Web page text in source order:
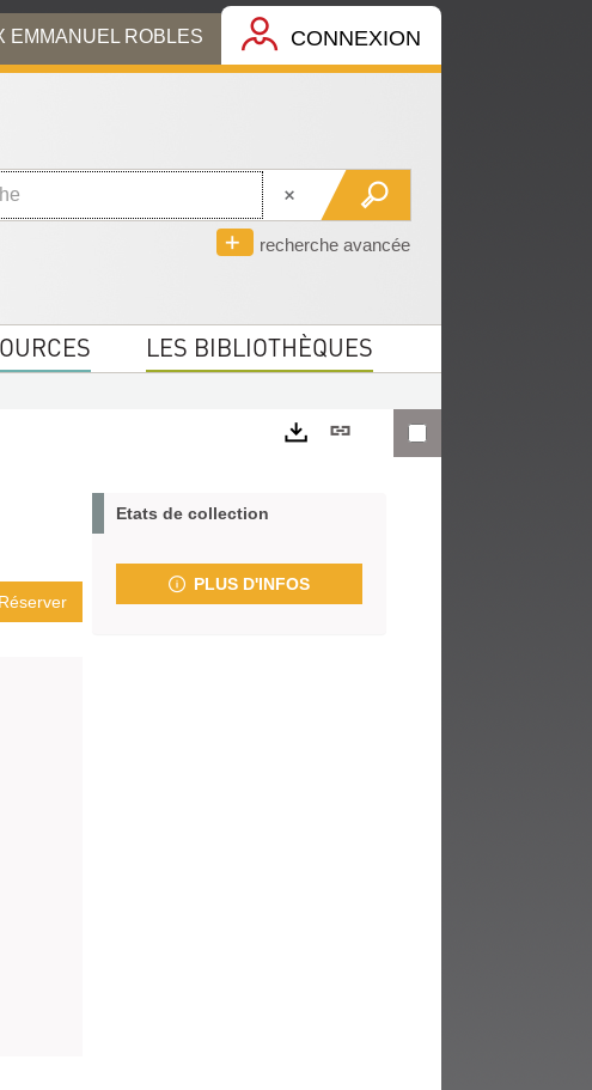
EMMANUEL ROBLES CONNEXION
recherche avancée
LES BIBLIOTHÈQUES
Réserver
Lien
Etats de collection
PLUS D'INFOS